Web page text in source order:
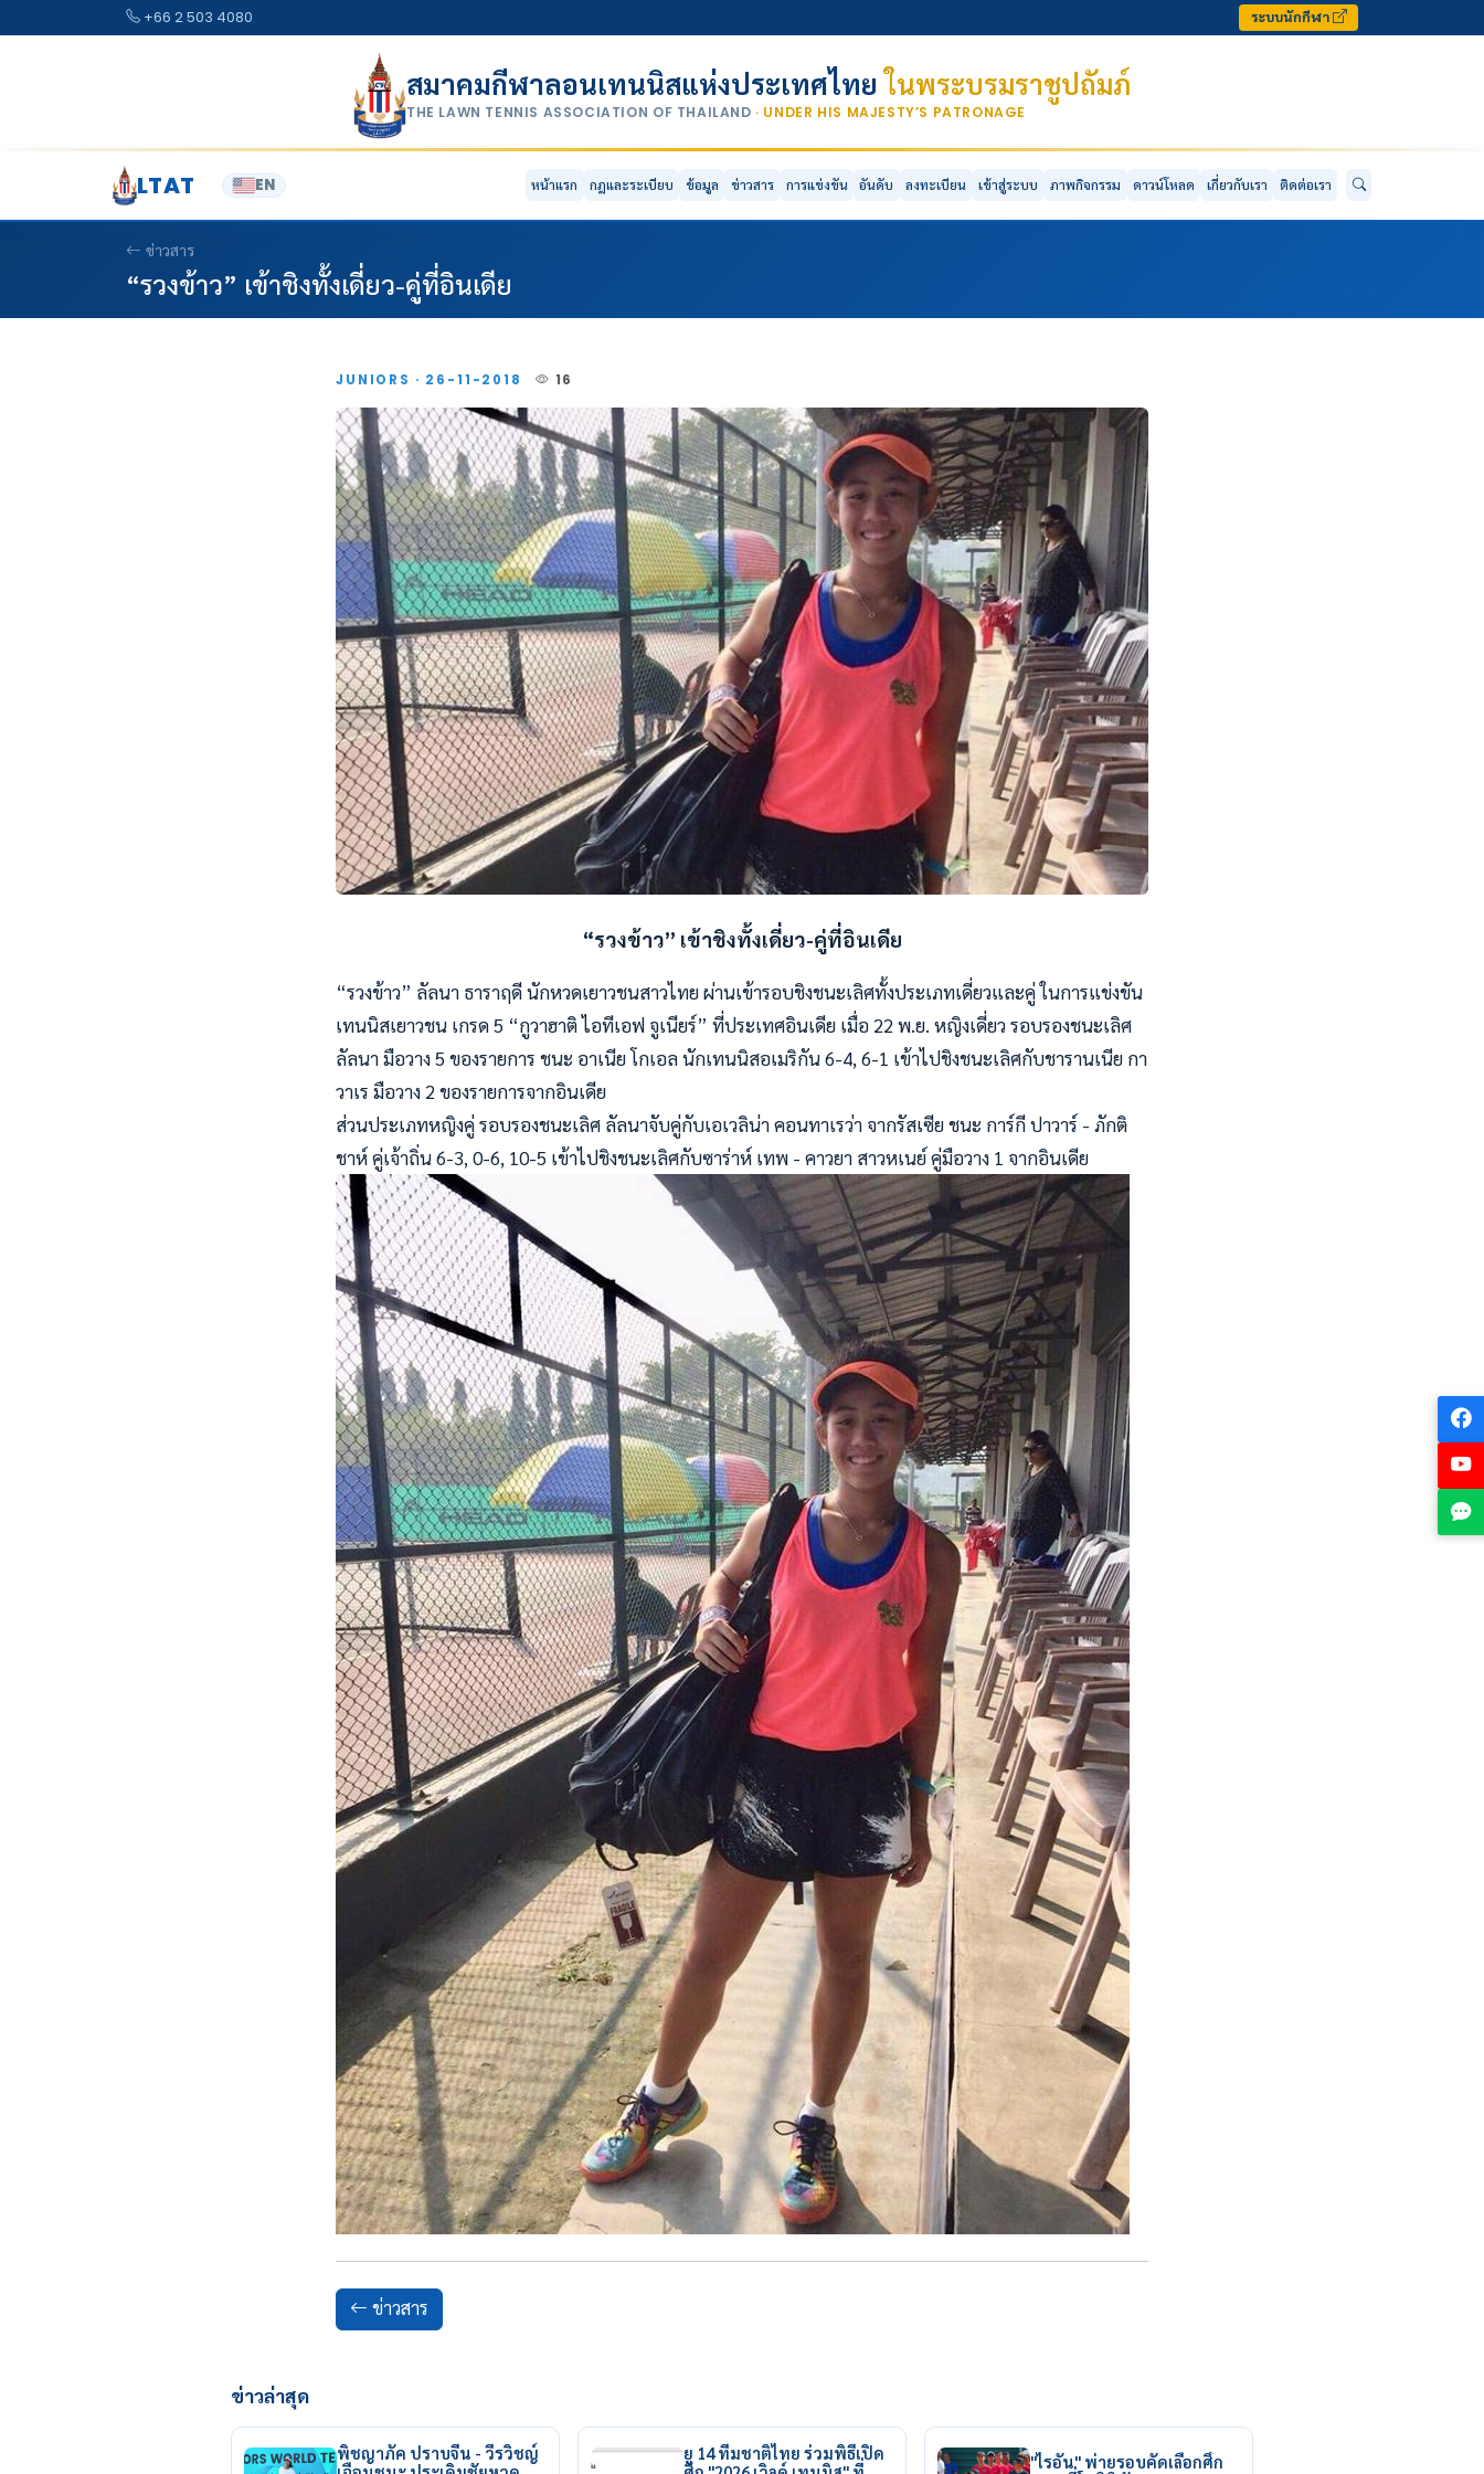
+66 2 503 4080 ระบบนักกีฬา
สมาคมกีฬาลอนเทนนิสแห่งประเทศไทยในพระบรมราชูปถัมภ์
THE LAWN TENNIS ASSOCIATION OF THAILAND · UNDER HIS MAJESTY’S PATRONAGE
LTAT EN หน้าแรก กฎและระเบียบ ข้อมูล ข่าวสาร การแข่งขัน อันดับ ลงทะเบียน เข้าสู่ระบบ ภาพกิจกรรม ดาวน์โหลด เกี่ยวกับเรา ติดต่อเรา
ข่าวสาร
“รวงข้าว” เข้าชิงทั้งเดี่ยว-คู่ที่อินเดีย
JUNIORS · 26-11-2018 16
“รวงข้าว” เข้าชิงทั้งเดี่ยว-คู่ที่อินเดีย
“รวงข้าว” ลัลนา ธาราฤดี นักหวดเยาวชนสาวไทย ผ่านเข้ารอบชิงชนะเลิศทั้งประเภทเดี่ยวและคู่ ในการแข่งขัน
เทนนิสเยาวชน เกรด 5 “กูวาฮาติ ไอทีเอฟ จูเนียร์” ที่ประเทศอินเดีย เมื่อ 22 พ.ย. หญิงเดี่ยว รอบรองชนะเลิศ
ลัลนา มือวาง 5 ของรายการ ชนะ อาเนีย โกเอล นักเทนนิสอเมริกัน 6-4, 6-1 เข้าไปชิงชนะเลิศกับชารานเนีย กา
วาเร มือวาง 2 ของรายการจากอินเดีย
ส่วนประเภทหญิงคู่ รอบรองชนะเลิศ ลัลนาจับคู่กับเอเวลิน่า คอนทาเรว่า จากรัสเซีย ชนะ การ์กี ปาวาร์ - ภักติ
ชาห์ คู่เจ้าถิ่น 6-3, 0-6, 10-5 เข้าไปชิงชนะเลิศกับซาร่าห์ เทพ - คาวยา สาวหเนย์ คู่มือวาง 1 จากอินเดีย
ข่าวสาร
ข่าวล่าสุด
พิชญาภัค ปราบจีน - วีรวิชญ์
ยู 14 ทีมชาติไทย ร่วมพิธีเปิด
"ไรอัน" พ่ายรอบคัดเลือกศึก